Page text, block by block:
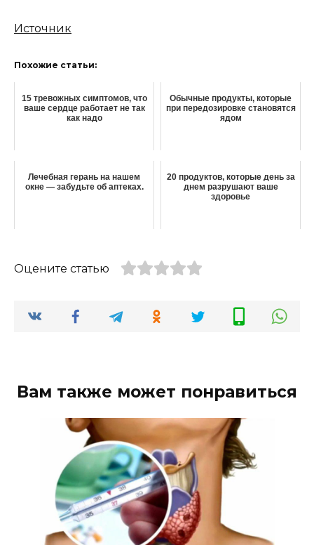
Источник
Похожие статьи:
15 тревожных симптомов, что
ваше сердце работает не так
как надо
Обычные продукты, которые
при передозировке становятся
ядом
Лечебная герань на нашем
окне — забудьте об аптеках.
20 продуктов, которые день за
днем разрушают ваше
здоровье
Оцените статью
Вам также может понравиться